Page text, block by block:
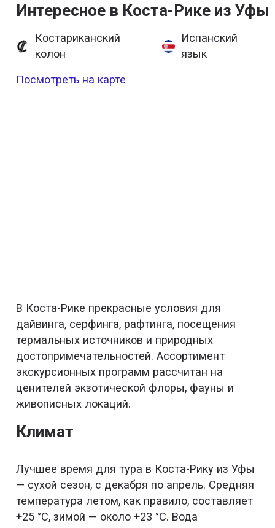
Интересное в Коста-Рике из Уфы
Костариканский
колон
Испанский
язык
Посмотреть на карте
В Коста-Рике прекрасные условия для
дайвинга, серфинга, рафтинга, посещения
термальных источников и природных
достопримечательностей. Ассортимент
экскурсионных программ рассчитан на
ценителей экзотической флоры, фауны и
живописных локаций.
Климат
Лучшее время для тура в Коста-Рику из Уфы
— сухой сезон, с декабря по апрель. Средняя
температура летом, как правило, составляет
+25 °C, зимой — около +23 °C. Вода